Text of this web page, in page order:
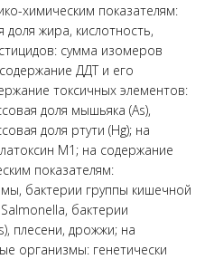
химическим показателям:
доля жира, кислотность,
сумма изомеров
ДДТ и его
токсичных элементов:
доля мышьяка (As),
доля ртути (Hg); на
М1; на содержание
показателям:
бактерии группы кишечной
бактерии
плесени, дрожжи; на
организмы: генетически